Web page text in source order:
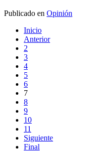
Publicado en Opinión
Inicio
Anterior
2
3
4
5
6
7
8
9
10
11
Siguiente
Final